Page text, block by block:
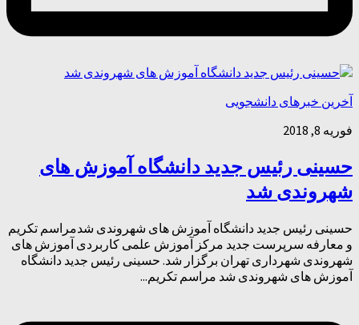
آخرین خبرهای دانشجویی
فوریه 8, 2018
حسینی رئیس جدید دانشگاه آموزش های
شهروندی شد
حسینی رئیس جدید دانشگاه آموزش های شهروندی شدمراسم تکریم
و معارفه سرپرست جدید مرکز آموزش علمی کاربردی آموزش های
شهروندی شهرداری تهران برگزار شد. حسینی رئیس جدید دانشگاه
آموزش های شهروندی شد مراسم تکریم...